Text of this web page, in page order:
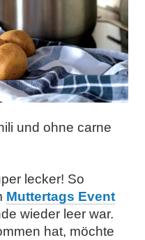
und ohne carne
lecker! So
Muttertags Event
wieder leer war.
hat, möchte